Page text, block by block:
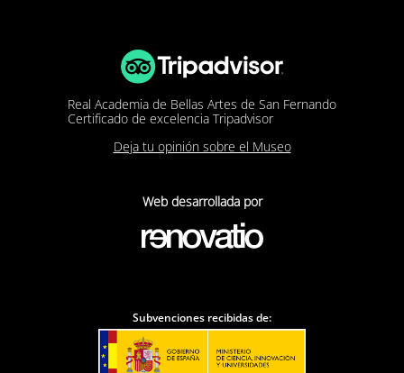
Real Academia de Bellas Artes de San Fernando
Certificado de excelencia Tripadvisor
Deja tu opinión sobre el Museo
Web desarrollada por
Subvenciones recibidas de: